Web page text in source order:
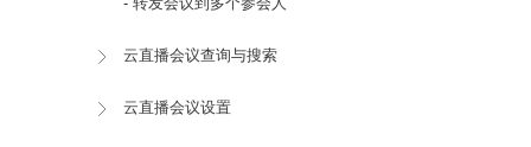
云直播会议查询与搜索
云直播会议设置